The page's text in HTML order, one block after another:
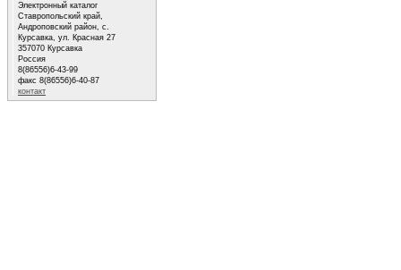
Электронный каталог
Ставропольский край,
Андроповский район, с.
Курсавка, ул. Красная 27
357070 Курсавка
Россия
8(86556)6-43-99
факс 8(86556)6-40-87
контакт